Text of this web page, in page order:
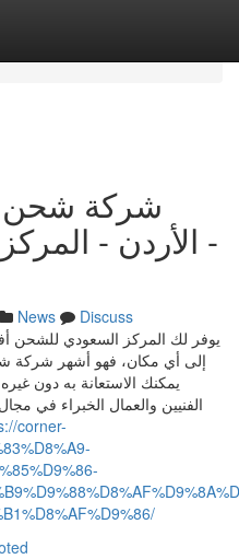
شركة شحن
الأردن -
News
Discuss
يوفر لك المركز السعودي للشحن
إلى أي مكان، فهو أشهر شركة
يمكنك الاستعانة به دون
الفنيين والعمال الخبراء في
corner-